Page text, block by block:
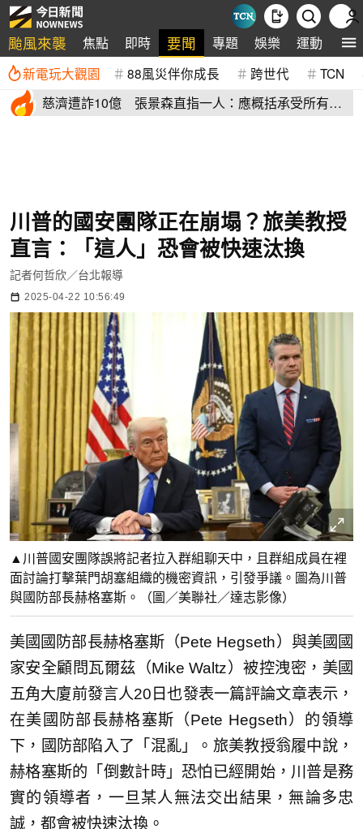
颱風來襲 焦點 即時 要聞 專題 娛樂 運動 全
新電玩大觀園 88風災伴你成長 跨世代 TCN
慈濟遭詐10億 張景森直指一人：應概括承受所有責
川普的國安團隊正在崩塌？旅美教授
直言：「這人」恐會被快速汰換
記者何哲欣／台北報導
2025-04-22 10:56:49
▲川普國安團隊誤將記者拉入群組聊天中，且群組成員在裡
面討論打擊葉門胡塞組織的機密資訊，引發爭議。圖為川普
與國防部長赫格塞斯。（圖／美聯社／達志影像）
美國國防部長赫格塞斯（Pete Hegseth）與美國國
家安全顧問瓦爾茲（Mike Waltz）被控洩密，美國
五角大廈前發言人20日也發表一篇評論文章表示，
在美國防部長赫格塞斯（Pete Hegseth）的領導
下，國防部陷入了「混亂」。旅美教授翁履中說，
赫格塞斯的「倒數計時」恐怕已經開始，川普是務
實的領導者，一旦某人無法交出結果，無論多忠
誠，都會被快速汰換。